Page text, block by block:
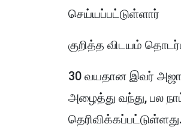
செய்யப்பட்டுள்ளார்
குறித்த விடயம்
30 வயதான இவர்
அழைத்து வந்து, பல
தெரிவிக்கப்பட்டுள்ளது.